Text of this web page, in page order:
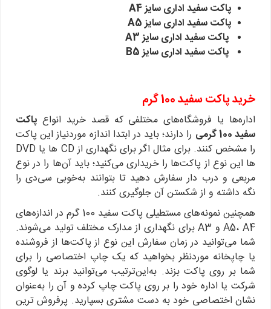
پاکت سفید اداری سایز A4
پاکت سفید اداری سایز A5
پاکت سفید اداری سایز A3
پاکت سفید اداری سایز B5
خرید پاکت سفید 100 گرم
اداره‌ها یا فروشگاه‌های مختلفی که قصد خرید انواع پاکت
سفید 100 گرمی
را دارند؛ باید در ابتدا اندازه موردنیاز این پاکت
را مشخص کنند. برای مثال اگر برای نگهداری از CD ها یا DVD
ها این نوع از پاکت‌ها را خریداری می‌کنید؛ باید آن‌ها را در نوع
مربعی و درب دار سفارش دهید تا بتوانند به‌خوبی سی‌دی را
نگه داشته و از شکستن آن جلوگیری کنند.
همچنین نمونه‌های مستطیلی پاکت سفید 100 گرم در اندازه‌های
A5، A4 و A3 برای نگهداری از مدارک مختلف تولید می‌شوند.
شما می‌توانید در زمان سفارش این نوع از پاکت‌ها از فروشنده
یا چاپخانه موردنظر بخواهید که یک چاپ اختصاصی را برای
شما بر روی پاکت بزند. به‌این‌ترتیب می‌توانید برند یا لوگوی
شرکت یا اداره خود را بر روی پاکت چاپ کرده و آن را به‌عنوان
نشان اختصاصی خود به دست مشتری بسپارید. پرفروش ترین